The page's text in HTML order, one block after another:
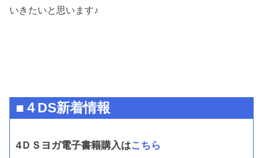
いきたいと思います♪
■４DS新着情報
4ＤＳヨガ電子書籍購入はこちら